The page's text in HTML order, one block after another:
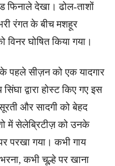
फिनाले देखा। ढोल-ताशों
रंगत के बीच मशहूर
विनर घोषित किया गया।
पहले सीज़न को एक यादगार
द्वारा होस्ट किए गए इस
और सादगी को बेहद
में सेलेब्रिटीज़ को उनके
परखा गया। कभी गाय
कभी चूल्हे पर खाना